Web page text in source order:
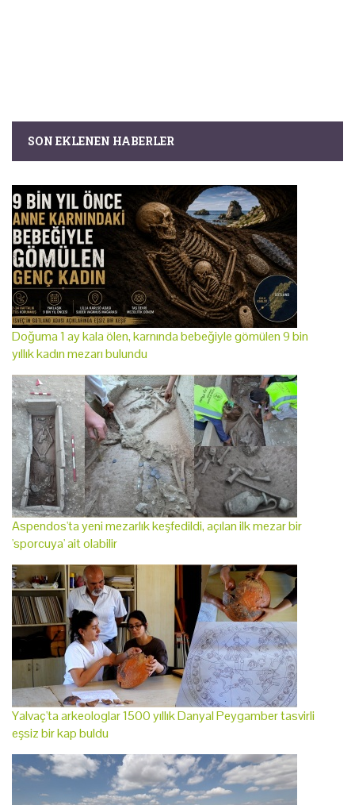
SON EKLENEN HABERLER
Doğuma 1 ay kala ölen, karnında bebeğiyle gömülen 9 bin
yıllık kadın mezarı bulundu
Aspendos'ta yeni mezarlık keşfedildi, açılan ilk mezar bir
'sporcuya' ait olabilir
Yalvaç'ta arkeologlar 1500 yıllık Danyal Peygamber tasvirli
eşsiz bir kap buldu